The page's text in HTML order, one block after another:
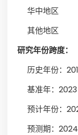
华中地区
其他地区
研究年份跨度：
历史年份：
基准年：2023
预计年份：
预测期：